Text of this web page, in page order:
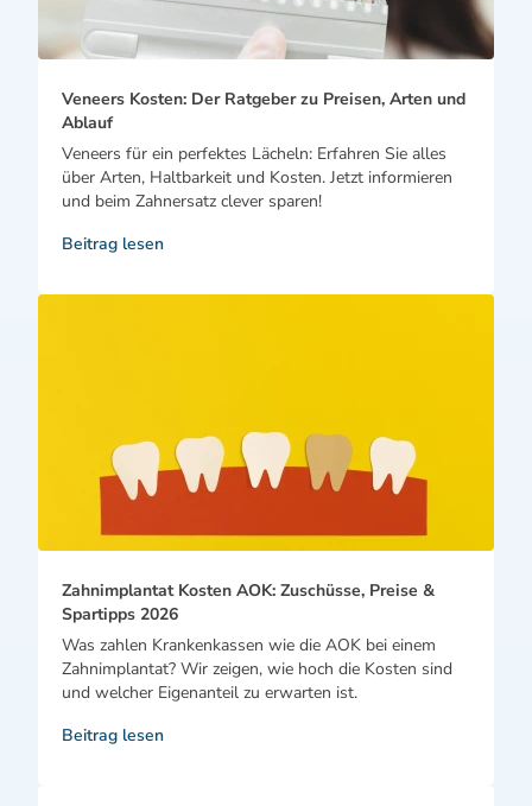
Veneers Kosten: Der Ratgeber zu Preisen, Arten und
Ablauf
Veneers für ein perfektes Lächeln: Erfahren Sie alles
über Arten, Haltbarkeit und Kosten. Jetzt informieren
und beim Zahnersatz clever sparen!
Beitrag lesen
Zahnimplantat Kosten AOK: Zuschüsse, Preise &
Spartipps 2026
Was zahlen Krankenkassen wie die AOK bei einem
Zahnimplantat? Wir zeigen, wie hoch die Kosten sind
und welcher Eigenanteil zu erwarten ist.
Beitrag lesen